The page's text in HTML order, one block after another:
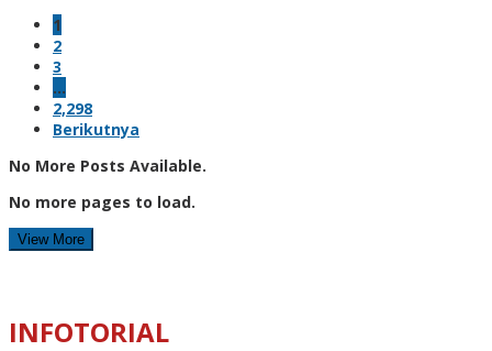
1
2
3
…
2,298
Berikutnya
No More Posts Available.
No more pages to load.
View More
INFOTORIAL